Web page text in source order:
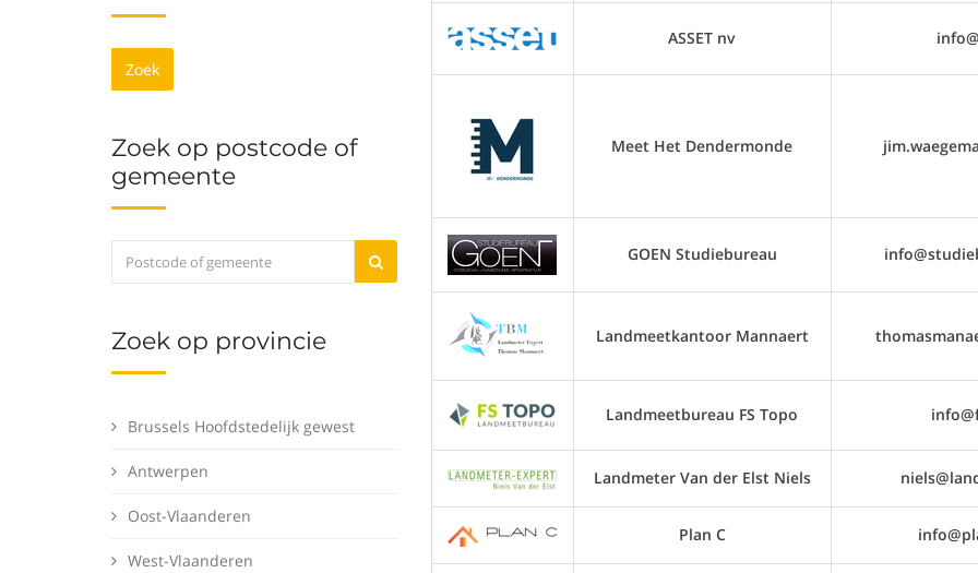
Zoek
Zoek op postcode of
gemeente
Zoek op provincie
Brussels Hoofdstedelijk gewest
Antwerpen
Oost-Vlaanderen
West-Vlaanderen
ASSET nv
Meet Het Dendermonde
GOEN Studiebureau
Landmeetkantoor Mannaert
Landmeetbureau FS Topo
Landmeter Van der Elst Niels
Plan C